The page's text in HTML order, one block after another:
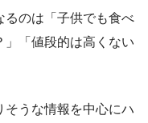
るのは「子供でも食べ
「値段的は高くない
うな情報を中心にハ